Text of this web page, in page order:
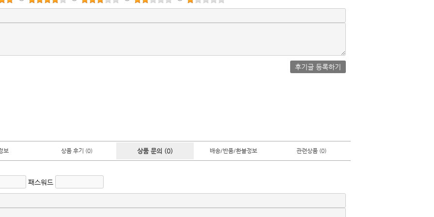
후기글 등록하기
보 상품 후기 (0) 상품 문의 (0) 배송/반품/환불정보 관련상품 (0)
패스워드